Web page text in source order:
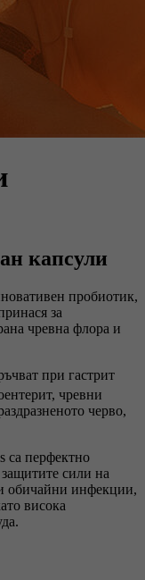
капсули
пробиотик,
за
чревна флора и
при гастрит
чревни
черво,
са перфектно
сили на
обичайни инфекции,
висока